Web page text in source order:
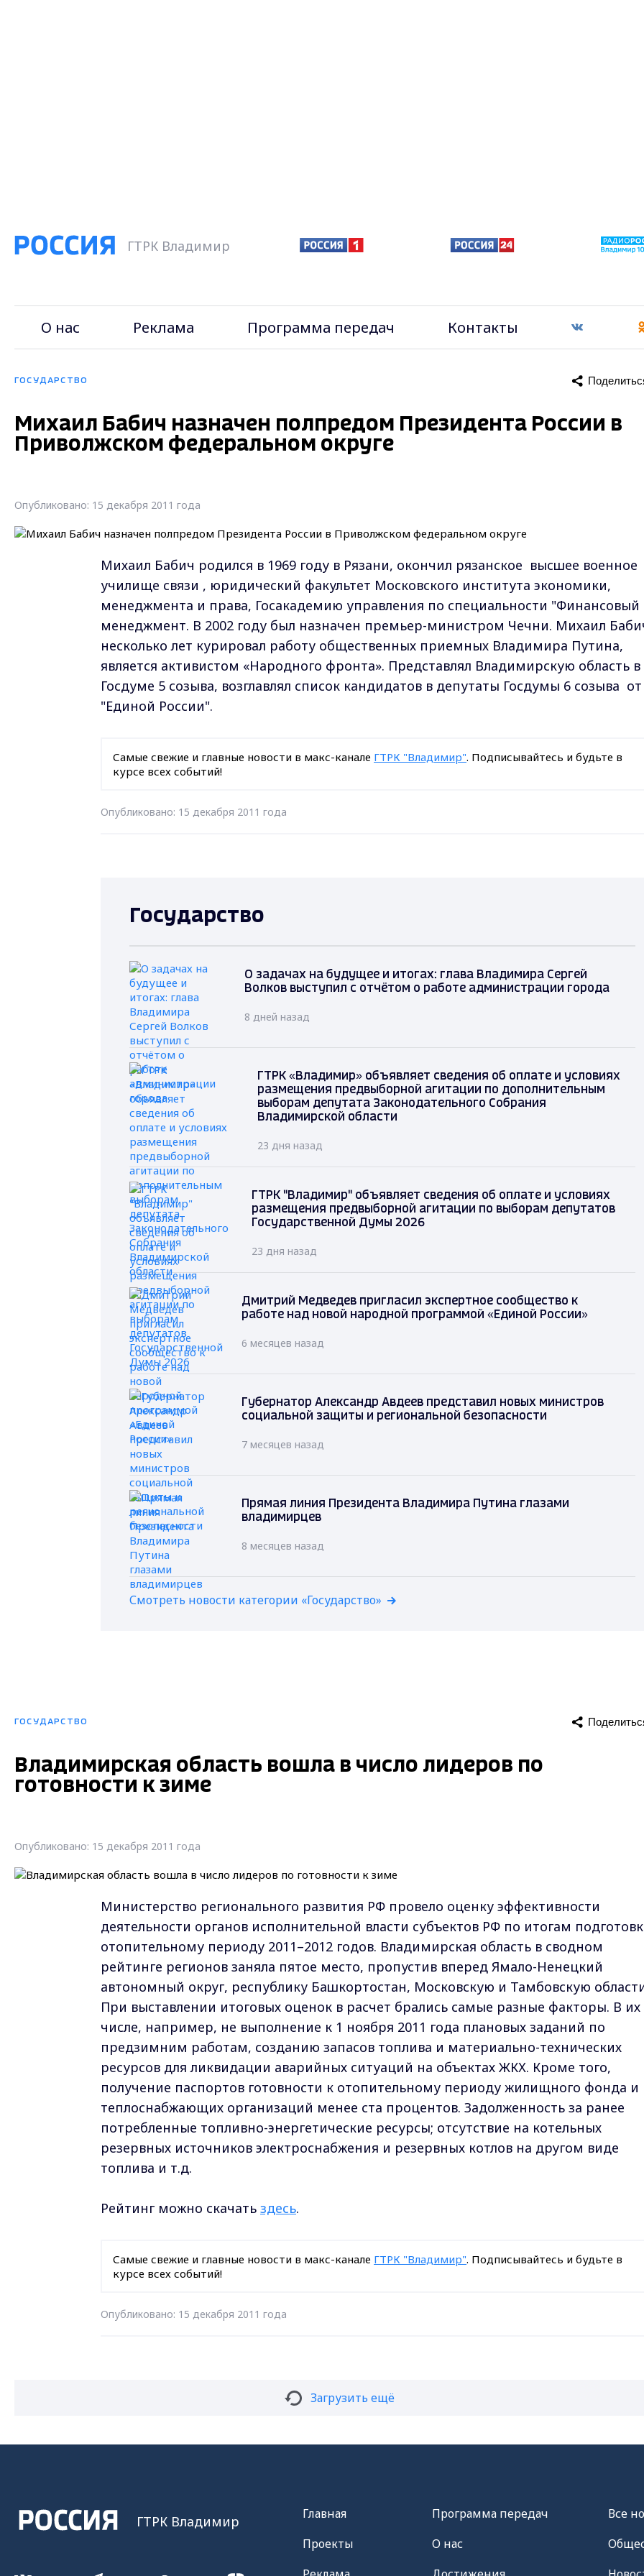
ГТРК Владимир
О нас Реклама Программа передач Контакты
ГОСУДАРСТВО
Михаил Бабич назначен полпредом Президента России в
Приволжском федеральном округе
Опубликовано: 15 декабря 2011 года
Михаил Бабич родился в 1969 году в Рязани, окончил рязанское высшее военное
училище связи , юридический факультет Московского института экономики,
менеджмента и права, Госакадемию управления по специальности "Финансовый
менеджмент. В 2002 году был назначен премьер-министром Чечни. Михаил
несколько лет курировал работу общественных приемных Владимира Путина,
является активистом «Народного фронта». Представлял Владимирскую область в
Госдуме 5 созыва, возглавлял список кандидатов в депутаты Госдумы 6 созыва от
"Единой России".
Самые свежие и главные новости в макс-канале ГТРК "Владимир". Подписывайтесь и будьте в
курсе всех событий!
Опубликовано: 15 декабря 2011 года
Государство
О задачах на будущее и итогах: глава Владимира Сергей
Волков выступил с отчётом о работе администрации города
8 дней назад
ГТРК «Владимир» объявляет сведения об оплате и условиях
размещения предвыборной агитации по дополнительным
выборам депутата Законодательного Собрания
Владимирской области
23 дня назад
ГТРК "Владимир" объявляет сведения об оплате и условиях
размещения предвыборной агитации по выборам депутатов
Государственной Думы 2026
23 дня назад
Дмитрий Медведев пригласил экспертное сообщество к
работе над новой народной программой «Единой России»
6 месяцев назад
Губернатор Александр Авдеев представил новых министров
социальной защиты и региональной безопасности
7 месяцев назад
Прямая линия Президента Владимира Путина глазами
владимирцев
8 месяцев назад
Смотреть новости категории «Государство»
ГОСУДАРСТВО
Владимирская область вошла в число лидеров по
готовности к зиме
Опубликовано: 15 декабря 2011 года
Министерство регионального развития РФ провело оценку эффективности
деятельности органов исполнительной власти субъектов РФ по итогам
отопительному периоду 2011–2012 годов. Владимирская область в сводном
рейтинге регионов заняла пятое место, пропустив вперед Ямало-Ненецкий
автономный округ, республику Башкортостан, Московскую и Тамбовскую
При выставлении итоговых оценок в расчет брались самые разные факторы. В их
числе, например, не выполнение к 1 ноября 2011 года плановых заданий по
предзимним работам, созданию запасов топлива и материально-технических
ресурсов для ликвидации аварийных ситуаций на объектах ЖКХ. Кроме того,
получение паспортов готовности к отопительному периоду жилищного фонда и
теплоснабжающих организаций менее ста процентов. Задолженность за ранее
потребленные топливно-энергетические ресурсы; отсутствие на котельных
резервных источников электроснабжения и резервных котлов на другом виде
топлива и т.д.
Рейтинг можно скачать здесь.
Самые свежие и главные новости в макс-канале ГТРК "Владимир". Подписывайтесь и будьте в
курсе всех событий!
Опубликовано: 15 декабря 2011 года
Загрузить ещё
ГТРК Владимир
Главная
Проекты
Программа передач
О нас
Все